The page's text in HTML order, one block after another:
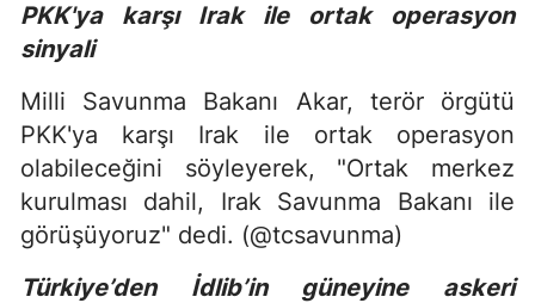
PKK'ya karşı Irak ile ortak operasyon
sinyali
Milli Savunma Bakanı Akar, terör örgütü
PKK'ya karşı Irak ile ortak operasyon
olabileceğini söyleyerek, "Ortak merkez
kurulması dahil, Irak Savunma Bakanı ile
görüşüyoruz" dedi. (@tcsavunma)
Türkiye’den İdlib’in güneyine askeri